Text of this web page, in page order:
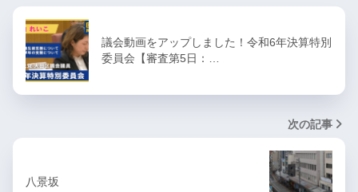
議会動画をアップしました！令和6年決算特別
委員会【審査第5日：…
次の記事
八景坂